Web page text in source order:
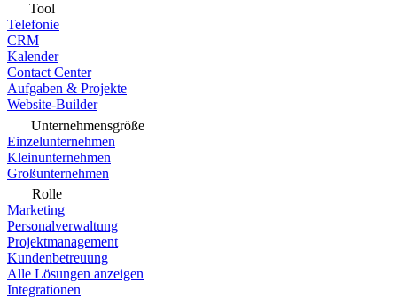
Tool
Telefonie
CRM
Kalender
Contact Center
Aufgaben & Projekte
Website-Builder
Unternehmensgröße
Einzelunternehmen
Kleinunternehmen
Großunternehmen
Rolle
Marketing
Personalverwaltung
Projektmanagement
Kundenbetreuung
Alle Lösungen anzeigen
Integrationen